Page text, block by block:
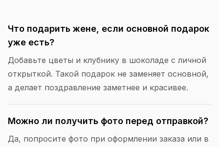
Что подарить жене, если основной подарок
уже есть?
Добавьте цветы и клубнику в шоколаде с личной
открыткой. Такой подарок не заменяет основной,
а делает поздравление заметнее и красивее.
Можно ли получить фото перед отправкой?
Да, попросите фото при оформлении заказа или в